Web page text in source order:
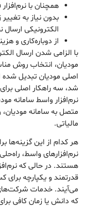
همچنان با
بدون نیاز به
الکترونیکی ارسال
از دوباره‌کاری و
با الزامی شدن ارسال
مودیان، انتخاب روش
اصلی مودیان تبدیل
شد، سه راهکار اصلی برای
نرم‌افزار واسط سامانه
متصل به سامانه
مالیاتی.
هر کدام از این
نرم‌افزارهای واسط،
هستند. در حالی که
قدرتمند و یکپارچه
می‌آیند. خدمات
که دانش یا زمان کافی